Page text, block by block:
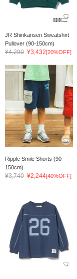
JR Shinkansen Sweatshirt
Pullover (90-150cm)
¥4,290 ¥3,432[20%OFF]
Ripple Smile Shorts (90-
150cm)
¥3,740 ¥2,244[40%OFF]